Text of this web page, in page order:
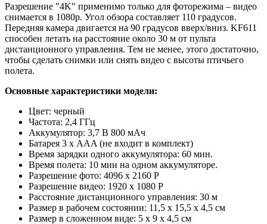
Разрешение "4K" применимо только для фоторежима – видео
снимается в 1080p. Угол обзора составляет 110 градусов.
Передняя камера двигается на 90 градусов вверх/вниз. KF611
способен летать на расстояние около 30 м от пульта
дистанционного управления. Тем не менее, этого достаточно,
чтобы сделать снимки или снять видео с высоты птичьего
полета.
Основные характеристики модели:
Цвет: черный
Частота: 2,4 ГГц
Аккумулятор: 3,7 В 800 мАч
Батарея 3 х AAA (не входит в комплект)
Время зарядки одного аккумулятора: 60 мин.
Время полета: 10 мин на одном аккумуляторе.
Разрешение фото: 4096 х 2160 P
Разрешение видео: 1920 х 1080 Р
Расстояние дистанционного управления: 30 м
Размер в рабочем состоянии: 11,5 х 15,5 х 4,5 см
Размер в сложенном виде: 5 х 9 х 4,5 см